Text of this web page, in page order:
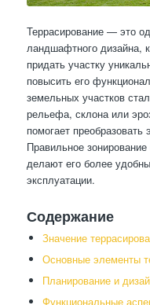
Террасирование — это
ландшафтного дизайна,
придать участку
повысить его
земельных участков
рельефа, склона или
помогает
Правильное
делают его более
эксплуатации.
Содержание
Значение
Основные элементы
Планирование и
Функциональные